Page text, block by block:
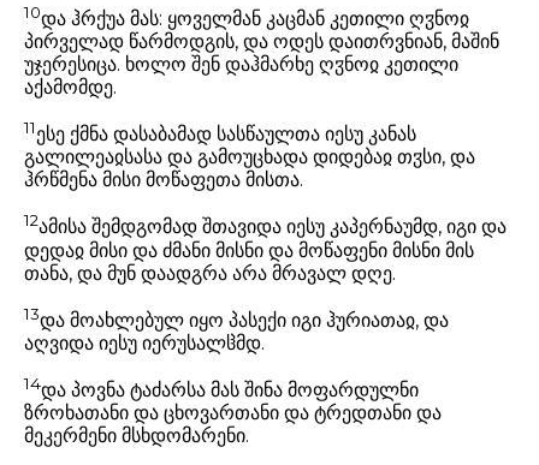
10და ჰრქუა მას: ყოველმან კაცმან კეთილი ღჳნოჲ
პირველად წარმოდგის, და ოდეს დაითრვნიან, მაშინ
უჯერესიცა. ხოლო შენ დაჰმარხე ღჳნოჲ კეთილი
აქამომდე.
11ესე ქმნა დასაბამად სასწაულთა იესუ კანას
გალილეაჲსასა და გამოუცხადა დიდებაჲ თჳსი, და
ჰრწმენა მისი მოწაფეთა მისთა.
12ამისა შემდგომად შთავიდა იესუ კაპერნაუმდ, იგი და
დედაჲ მისი და ძმანი მისნი და მოწაფენი მისნი მის
თანა, და მუნ დაადგრა არა მრავალ დღე.
13და მოახლებულ იყო პასექი იგი ჰურიათაჲ, და
აღვიდა იესუ იერუსალჱმდ.
14და პოვნა ტაძარსა მას შინა მოფარდულნი
ზროხათანი და ცხოვართანი და ტრედთანი და
მეკერმენი მსხდომარენი.